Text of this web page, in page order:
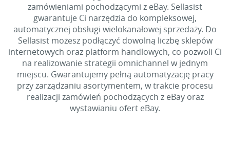
zamówieniami pochodzącymi z eBay. Sellasist
gwarantuje Ci narzędzia do kompleksowej,
automatycznej obsługi wielokanałowej sprzedaży. Do
Sellasist możesz podłączyć dowolną liczbę sklepów
internetowych oraz platform handlowych, co pozwoli Ci
na realizowanie strategii omnichannel w jednym
miejscu. Gwarantujemy pełną automatyzację pracy
przy zarządzaniu asortymentem, w trakcie procesu
realizacji zamówień pochodzących z eBay oraz
wystawianiu ofert eBay.